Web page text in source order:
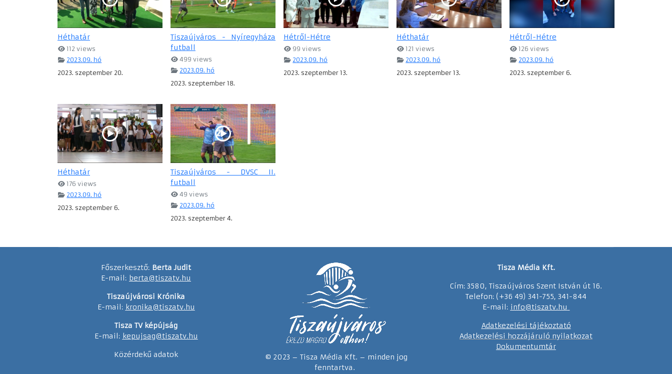
Héthatár
112 views
2023.09. hó
2023. szeptember 20.
Tiszaújváros - Nyíregyháza
futball
499 views
2023.09. hó
2023. szeptember 18.
Hétről-Hétre
99 views
2023.09. hó
2023. szeptember 13.
Héthatár
121 views
2023.09. hó
2023. szeptember 13.
Hétről-Hétre
126 views
2023.09. hó
2023. szeptember 6.
Héthatár
176 views
2023.09. hó
2023. szeptember 6.
Tiszaújváros - DVSC II.
futball
49 views
2023.09. hó
2023. szeptember 4.
Főszerkesztő: Berta Judit
E-mail: berta@tiszatv.hu
Tiszaújvárosi Krónika
E-mail: kronika@tiszatv.hu
Tisza TV képújság
E-mail: kepujsag@tiszatv.hu
Közérdekű adatok
© 2023 – Tisza Média Kft. – minden jog
fenntartva.
Tisza Média Kft.
Cím: 3580, Tiszaújváros Szent István út 16.
Telefon: (+36 49) 341-755, 341-844
E-mail: info@tiszatv. hu
Adatkezelési tájékoztató
Adatkezelési hozzájáruló nyilatkozat
Dokumentumtár